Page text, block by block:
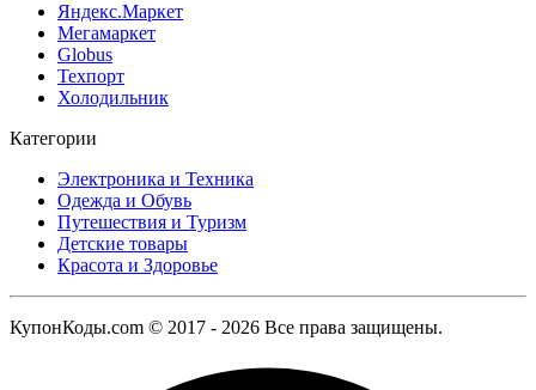
Яндекс.Маркет
Мегамаркет
Globus
Техпорт
Холодильник
Категории
Электроника и Техника
Одежда и Обувь
Путешествия и Туризм
Детские товары
Красота и Здоровье
КупонКоды.com © 2017 - 2026 Все права защищены.